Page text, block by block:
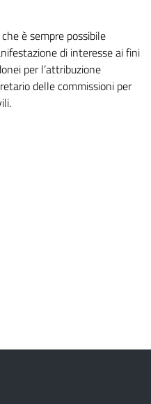
è sempre possibile
di interesse ai fini
per l’attribuzione
delle commissioni per